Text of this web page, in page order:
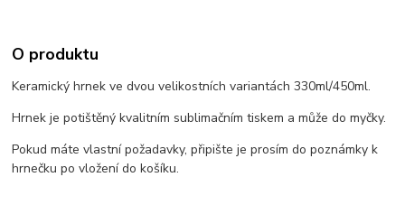
O produktu
Keramický hrnek ve dvou velikostních variantách 330ml/450ml.
Hrnek je potištěný kvalitním sublimačním tiskem a může do myčky.
Pokud máte vlastní požadavky, připište je prosím do poznámky k
hrnečku po vložení do košíku.